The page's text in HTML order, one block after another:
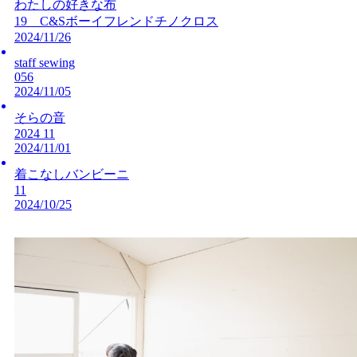
わたしの好きな布
19 C&Sボーイフレンドチノクロス
2024/11/26
staff sewing
056
2024/11/05
そらの音
2024 11
2024/11/01
着こなしバンビーニ
11
2024/10/25